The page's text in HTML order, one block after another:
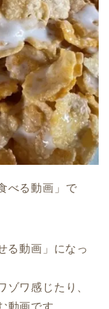
べる動画」で
る動画」になっ
ゾワ感じたり、